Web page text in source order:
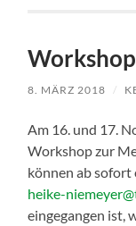
8. MÄRZ 2018 /
Am 16. und 17.
Workshop zur
können ab sofort
heike-
eingegangen ist,